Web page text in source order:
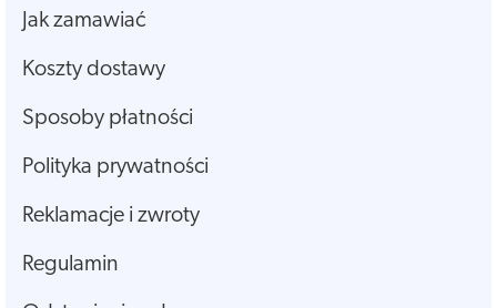
Jak zamawiać
Koszty dostawy
Sposoby płatności
Polityka prywatności
Reklamacje i zwroty
Regulamin